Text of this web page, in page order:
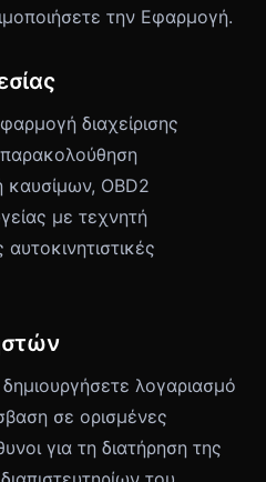
την Εφαρμογή.
διαχείρισης
OBD2
με τεχνητή
λογαριασμό
σε ορισμένες
για τη διατήρηση της